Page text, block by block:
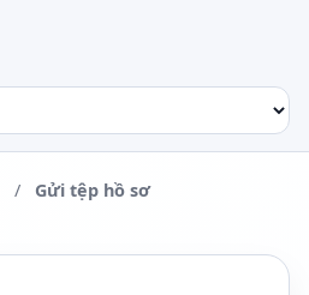
/ Gửi tệp hồ sơ